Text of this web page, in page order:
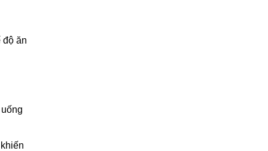
độ ăn